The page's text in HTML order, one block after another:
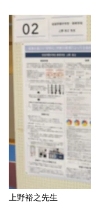
上野裕之先生